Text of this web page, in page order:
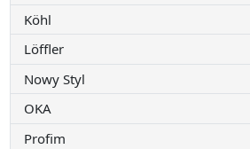
Köhl
Löffler
Nowy Styl
OKA
Profim